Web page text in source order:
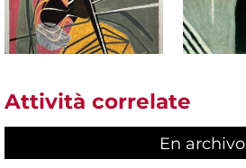
Attività correlate
En archivo